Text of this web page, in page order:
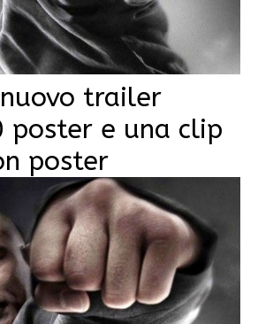
trailer
poster e una clip
poster